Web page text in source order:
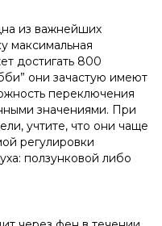
из важнейших
максимальная
достигать 800
они зачастую имеют
переключения
значениями. При
учтите, что они чаще
регулировки
ползунковой либо